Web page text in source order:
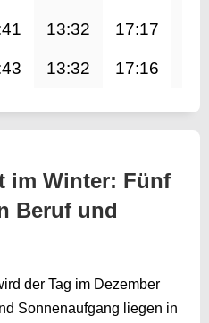
13:32 17:17
13:32 17:16
im Winter: Fünf
Beruf und
der Tag im Dezember
Sonnenaufgang liegen in